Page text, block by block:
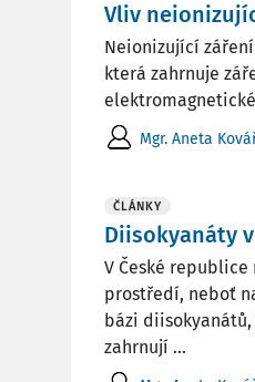
Vliv
Neionizující
která zahrnuje
Mgr. Aneta
ČLÁNKY
Diisokyanáty
V České
prostředí, neboť
bázi
zahrnují ...